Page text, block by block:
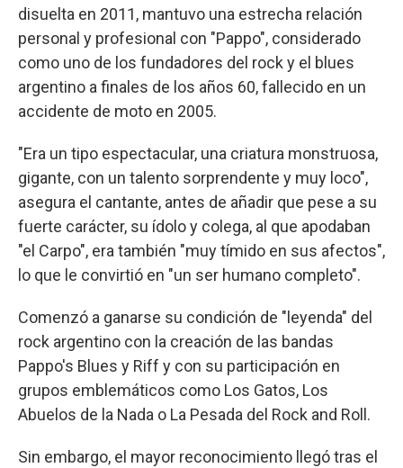
disuelta en 2011, mantuvo una estrecha relación
personal y profesional con "Pappo", considerado
como uno de los fundadores del rock y el blues
argentino a finales de los años 60, fallecido en un
accidente de moto en 2005.
"Era un tipo espectacular, una criatura monstruosa,
gigante, con un talento sorprendente y muy loco",
asegura el cantante, antes de añadir que pese a su
fuerte carácter, su ídolo y colega, al que apodaban
"el Carpo", era también "muy tímido en sus afectos",
lo que le convirtió en "un ser humano completo".
Comenzó a ganarse su condición de "leyenda" del
rock argentino con la creación de las bandas
Pappo's Blues y Riff y con su participación en
grupos emblemáticos como Los Gatos, Los
Abuelos de la Nada o La Pesada del Rock and Roll.
Sin embargo, el mayor reconocimiento llegó tras el